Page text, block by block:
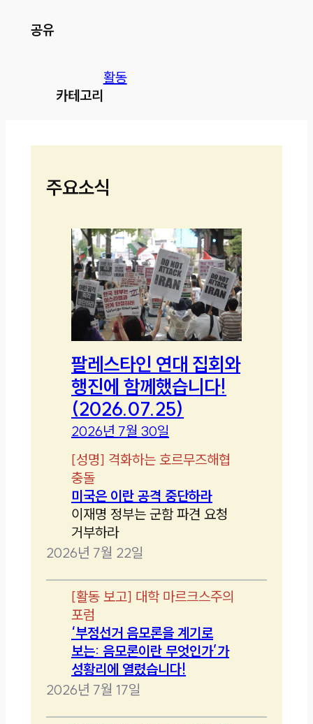
공유
카테고리
활동
주요소식
팔레스타인 연대 집회와
행진에 함께했습니다!
(2026.07.25)
2026년 7월 30일
[성명] 격화하는 호르무즈해협
충돌
미국은 이란 공격 중단하라
이재명 정부는 군함 파견 요청
거부하라
2026년 7월 22일
[활동 보고] 대학 마르크스주의
포럼
‘부정선거 음모론을 계기로
보는: 음모론이란 무엇인가’가
성황리에 열렸습니다!
2026년 7월 17일